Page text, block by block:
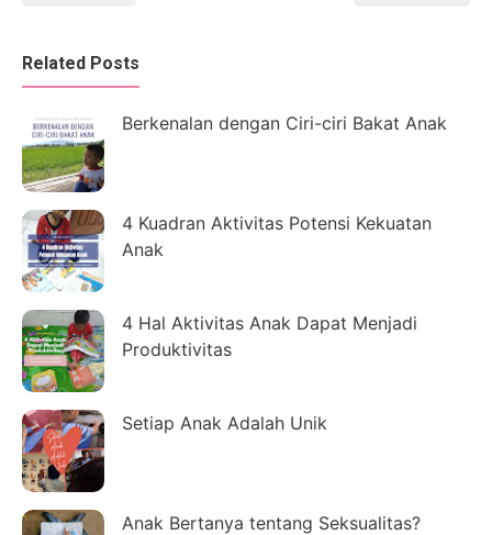
Related Posts
Berkenalan dengan Ciri-ciri Bakat Anak
4 Kuadran Aktivitas Potensi Kekuatan
Anak
4 Hal Aktivitas Anak Dapat Menjadi
Produktivitas
Setiap Anak Adalah Unik
Anak Bertanya tentang Seksualitas?